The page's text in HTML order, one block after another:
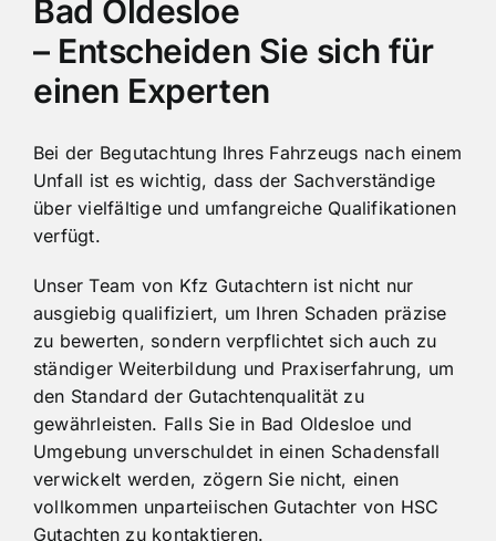
Bad Oldesloe
– Entscheiden Sie sich für
einen Experten
Bei der Begutachtung Ihres Fahrzeugs nach einem
Unfall ist es wichtig, dass der Sachverständige
über vielfältige und umfangreiche Qualifikationen
verfügt.
Unser Team von Kfz Gutachtern ist nicht nur
ausgiebig qualifiziert, um Ihren Schaden präzise
zu bewerten, sondern verpflichtet sich auch zu
ständiger Weiterbildung und Praxiserfahrung, um
den Standard der Gutachtenqualität zu
gewährleisten. Falls Sie in Bad Oldesloe und
Umgebung unverschuldet in einen Schadensfall
verwickelt werden, zögern Sie nicht, einen
vollkommen unparteiischen Gutachter von HSC
Gutachten zu kontaktieren.